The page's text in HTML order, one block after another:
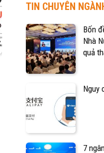
TIN CHUYÊN
Bốn
Nhà
quả
Nguy
7